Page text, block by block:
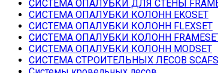
СИСТЕМА ОПАЛУБКИ ДЛЯ СТЕНЫ
СИСТЕМА ОПАЛУБКИ КОЛОНН EKOSET
СИСТЕМА ОПАЛУБКИ КОЛОНН FLEXSET
СИСТЕМА ОПАЛУБКИ КОЛОНН
СИСТЕМА ОПАЛУБКИ КОЛОНН MODSET
СИСТЕМА СТРОИТЕЛЬНЫХ ЛЕСОВ